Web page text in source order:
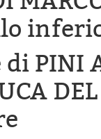
PINI